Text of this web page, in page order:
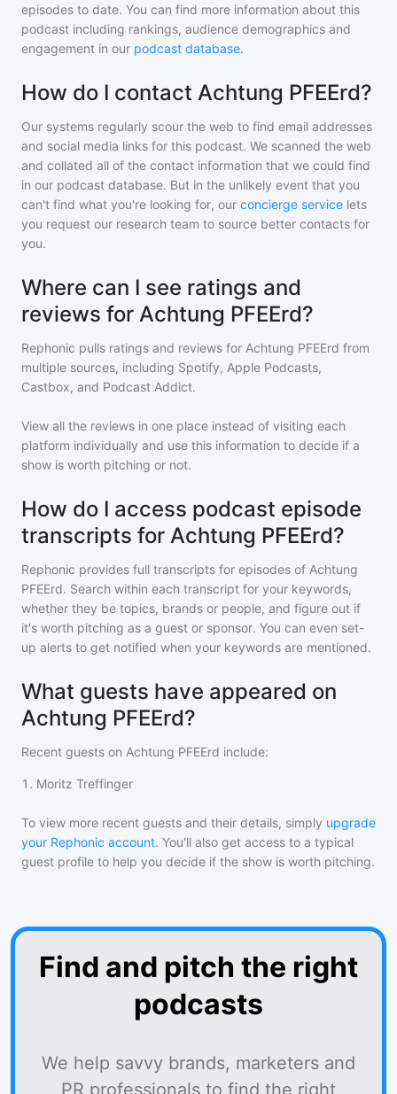
episodes to date. You can find more information about this
podcast including rankings, audience demographics and
engagement in our podcast database.
How do I contact Achtung PFEErd?
Our systems regularly scour the web to find email addresses
and social media links for this podcast. We scanned the web
and collated all of the contact information that we could find
in our podcast database. But in the unlikely event that you
can't find what you're looking for, our concierge service lets
you request our research team to source better contacts for
you.
Where can I see ratings and
reviews for Achtung PFEErd?
Rephonic pulls ratings and reviews for Achtung PFEErd from
multiple sources, including Spotify, Apple Podcasts,
Castbox, and Podcast Addict.
View all the reviews in one place instead of visiting each
platform individually and use this information to decide if a
show is worth pitching or not.
How do I access podcast episode
transcripts for Achtung PFEErd?
Rephonic provides full transcripts for episodes of Achtung
PFEErd. Search within each transcript for your keywords,
whether they be topics, brands or people, and figure out if
it's worth pitching as a guest or sponsor. You can even set-
up alerts to get notified when your keywords are mentioned.
What guests have appeared on
Achtung PFEErd?
Recent guests on Achtung PFEErd include:
1 . Moritz Treffinger
To view more recent guests and their details, simply upgrade
your Rephonic account. You'll also get access to a typical
guest profile to help you decide if the show is worth pitching.
Find and pitch the right
podcasts
We help savvy brands, marketers and
PR professionals to find the right